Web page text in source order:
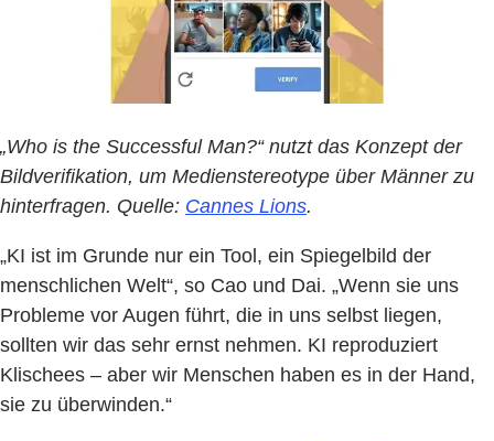
„Who is the Successful Man?“ nutzt das Konzept der
Bildverifikation, um Medienstereotype über Männer zu
hinterfragen. Quelle: Cannes Lions.
„KI ist im Grunde nur ein Tool, ein Spiegelbild der
menschlichen Welt“, so Cao und Dai. „Wenn sie uns
Probleme vor Augen führt, die in uns selbst liegen,
sollten wir das sehr ernst nehmen. KI reproduziert
Klischees – aber wir Menschen haben es in der Hand,
sie zu überwinden.“